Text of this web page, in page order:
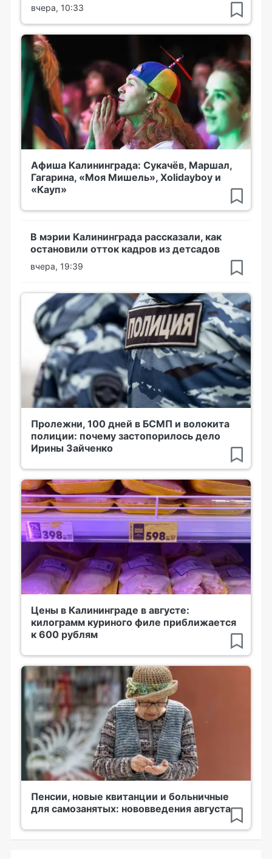
вчера, 10:33
Афиша Калининграда: Сукачёв, Маршал,
Гагарина, «Моя Мишель», Xolidayboy и
«Кауп»
В мэрии Калининграда рассказали, как
остановили отток кадров из детсадов
вчера, 19:39
Пролежни, 100 дней в БСМП и волокита
полиции: почему застопорилось дело
Ирины Зайченко
Цены в Калининграде в августе:
килограмм куриного филе приближается
к 600 рублям
Пенсии, новые квитанции и больничные
для самозанятых: нововведения августа